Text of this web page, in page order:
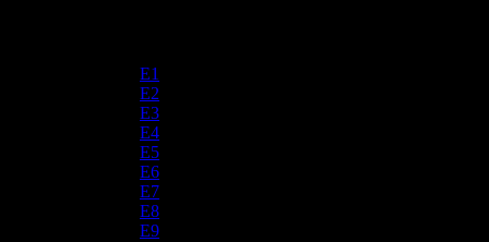
E1
E2
E3
E4
E5
E6
E7
E8
E9